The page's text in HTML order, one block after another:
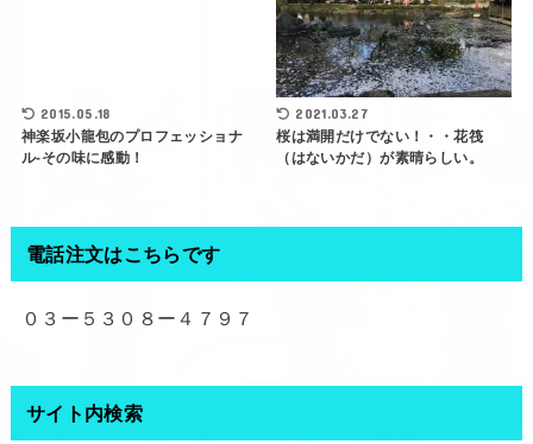
2015.05.18
神楽坂小龍包のプロフェッショナ
ル‐その味に感動！
2021.03.27
桜は満開だけでない！・・花筏
（はないかだ）が素晴らしい。
電話注文はこちらです
０３ー５３０８ー４７９７
サイト内検索